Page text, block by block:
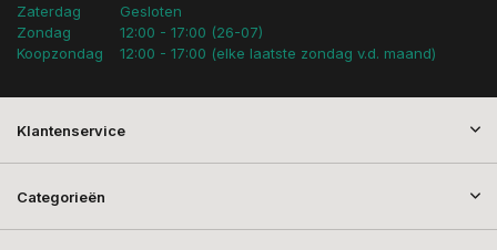
Zaterdag
Zondag
Koopzondag
Gesloten
12:00 - 17:00 (26-07)
12:00 - 17:00 (elke laatste zondag v.d. maand)
Klantenservice
Categorieën